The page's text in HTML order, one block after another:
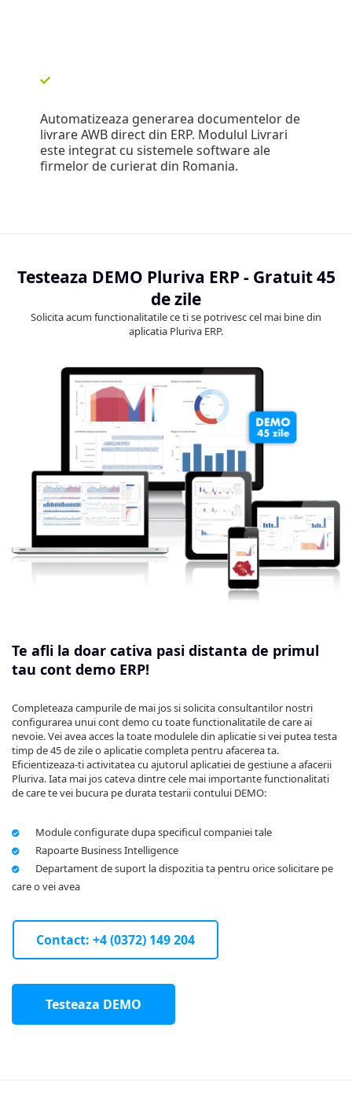
Automatizeaza generarea documentelor de
livrare AWB direct din ERP. Modulul Livrari
este integrat cu sistemele software ale
firmelor de curierat din Romania.
Testeaza DEMO Pluriva ERP - Gratuit 45
de zile
Solicita acum functionalitatile ce ti se potrivesc cel mai bine din
aplicatia Pluriva ERP.
Te afli la doar cativa pasi distanta de primul
tau cont demo ERP!
Completeaza campurile de mai jos si solicita consultantilor nostri
configurarea unui cont demo cu toate functionalitatile de care ai
nevoie. Vei avea acces la toate modulele din aplicatie si vei putea testa
timp de 45 de zile o aplicatie completa pentru afacerea ta.
Eficientizeaza-ti activitatea cu ajutorul aplicatiei de gestiune a afacerii
Pluriva. Iata mai jos cateva dintre cele mai importante functionalitati
de care te vei bucura pe durata testarii contului DEMO:
Module configurate dupa specificul companiei tale
Rapoarte Business Intelligence
Departament de suport la dispozitia ta pentru orice solicitare pe
care o vei avea
Contact: +4 (0372) 149 204
Testeaza DEMO